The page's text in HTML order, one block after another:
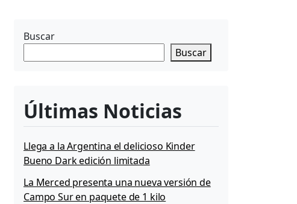
Buscar
Buscar
Últimas Noticias
Llega a la Argentina el delicioso Kinder
Bueno Dark edición limitada
La Merced presenta una nueva versión de
Campo Sur en paquete de 1 kilo